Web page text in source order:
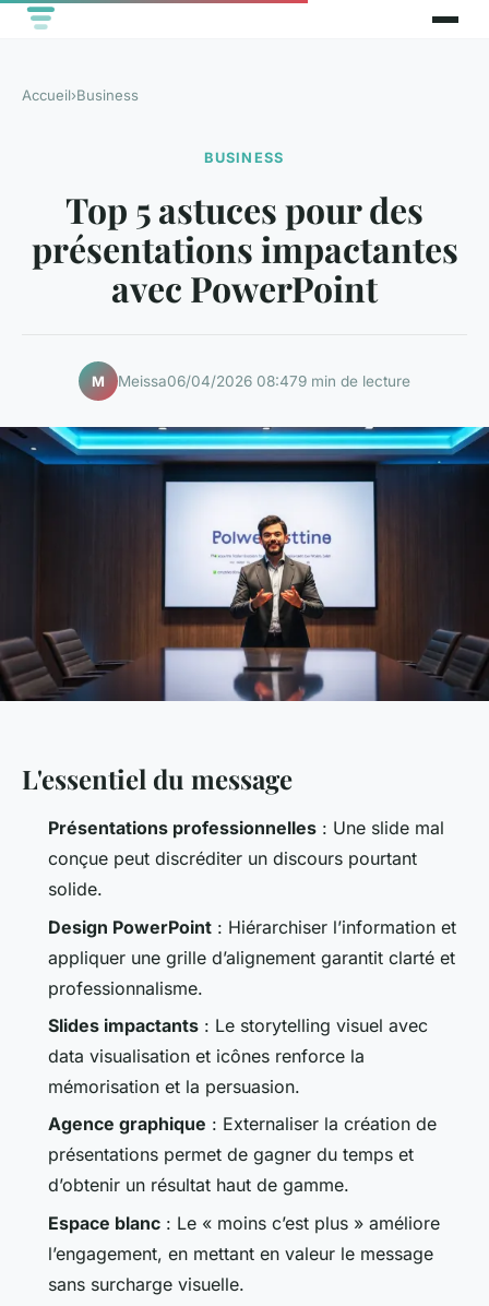
Accueil›Business
BUSINESS
Top 5 astuces pour des
présentations impactantes
avec PowerPoint
M Meissa06/04/2026 08:479 min de lecture
L'essentiel du message
Présentations professionnelles : Une slide mal
conçue peut discréditer un discours pourtant
solide.
Design PowerPoint : Hiérarchiser l’information et
appliquer une grille d’alignement garantit clarté et
professionnalisme.
Slides impactants : Le storytelling visuel avec
data visualisation et icônes renforce la
mémorisation et la persuasion.
Agence graphique : Externaliser la création de
présentations permet de gagner du temps et
d’obtenir un résultat haut de gamme.
Espace blanc : Le « moins c’est plus » améliore
l’engagement, en mettant en valeur le message
sans surcharge visuelle.